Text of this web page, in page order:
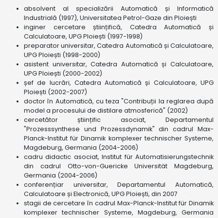
absolvent al specializării Automatică și Informatică
Industrială (1997), Universitatea Petrol-Gaze din Ploiești
inginer cercetare științifică, Catedra Automatică și
Calculatoare, UPG Ploiești (1997-1998)
preparator universitar, Catedra Automatică și Calculatoare,
UPG Ploiești (1998-2000)
asistent universitar, Catedra Automatică și Calculatoare,
UPG Ploiești (2000-2002)
șef de lucrări, Catedra Automatică și Calculatoare, UPG
Ploiești (2002-2007)
doctor în Automatică, cu teza "Contribuții la reglarea după
model a procesului de distilare atmosferică" (2002)
cercetător științific asociat, Departamentul
"Prozesssynthese und Prozessdynamik" din cadrul Max-
Planck-Institut für Dinamik komplexer technischer Systeme,
Magdeburg, Germania (2004-2006)
cadru didactic asociat, Institut für Automatisierungstechnik
din cadrul Otto-von-Guericke Universität Magdeburg,
Germania (2004-2006)
conferențiar universitar, Departamentul Automatică,
Calculatoare și Electronică, UPG Ploiești, din 2007
stagii de cercetare în cadrul Max-Planck-Institut für Dinamik
komplexer technischer Systeme, Magdeburg, Germania